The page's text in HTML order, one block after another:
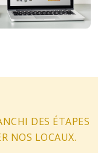
DES ÉTAPES
NOS LOCAUX.